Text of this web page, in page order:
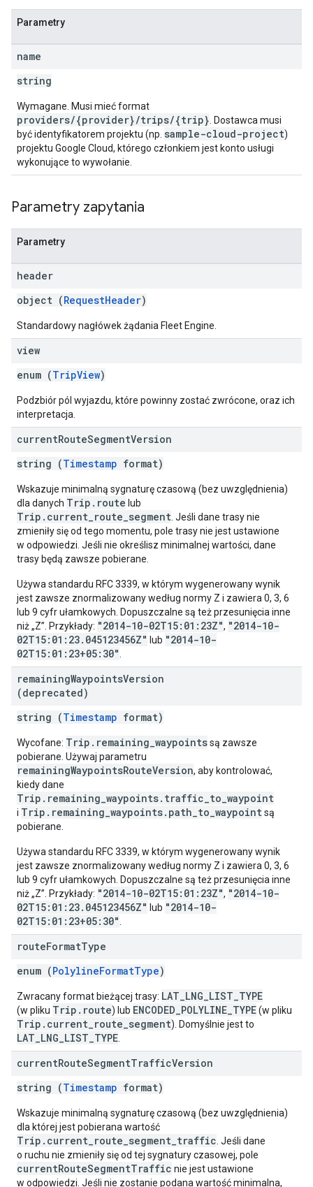
Parametry
name
string
Wymagane. Musi mieć format
providers/{provider}/trips/{trip} . Dostawca musi
być identyfikatorem projektu (np. sample-cloud-project)
projektu Google Cloud, którego członkiem jest konto usługi
wykonujące to wywołanie.
Parametry zapytania
Parametry
header
object (RequestHeader)
Standardowy nagłówek żądania Fleet Engine.
view
enum (TripView)
Podzbiór pól wyjazdu, które powinny zostać zwrócone, oraz ich
interpretacja.
currentRouteSegmentVersion
string (Timestamp format)
Wskazuje minimalną sygnaturę czasową (bez uwzględnienia)
dla danych Trip.route lub
Trip.current_route_segment . Jeśli dane trasy nie
zmieniły się od tego momentu, pole trasy nie jest ustawione
w odpowiedzi. Jeśli nie określisz minimalnej wartości, dane
trasy będą zawsze pobierane.
Używa standardu RFC 3339, w którym wygenerowany wynik
jest zawsze znormalizowany według normy Z i zawiera 0, 3, 6
lub 9 cyfr ułamkowych. Dopuszczalne są też przesunięcia inne
niż „Z”. Przykłady: "2014-10-02T15:01:23Z", "2014-10-
02T15:01:23.045123456Z" lub "2014-10-
02T15:01:23+05:30"
remainingWaypointsVersion
(deprecated)
string (Timestamp format)
Wycofane: Trip.remaining_waypointssą zawsze
pobierane. Używaj parametru
remainingWaypointsRouteVersion, aby kontrolować,
kiedy dane
Trip.remaining_waypoints.traffic_to_waypoint
i Trip.remaining_waypoints.path_to_waypointsą
pobierane.
Używa standardu RFC 3339, w którym wygenerowany wynik
jest zawsze znormalizowany według normy Z i zawiera 0, 3, 6
lub 9 cyfr ułamkowych. Dopuszczalne są też przesunięcia inne
niż „Z”. Przykłady: "2014-10-02T15:01:23Z", "2014-10-
02T15:01:23.045123456Z" lub "2014-10-
02T15:01:23+05:30"
routeFormatType
enum (PolylineFormatType)
Zwracany format bieżącej trasy: LAT_LNG_LIST_TYPE
(w pliku Trip.route) lub ENCODED_POLYLINE_TYPE(w pliku
Trip.current_route_segment). Domyślnie jest to
LAT_LNG_LIST_TYPE
currentRouteSegmentTrafficVersion
string (Timestamp format)
Wskazuje minimalną sygnaturę czasową (bez uwzględnienia)
dla której jest pobierana wartość
Trip.current_route_segment_traffic . Jeśli dane
o ruchu nie zmieniły się od tej sygnatury czasowej, pole
currentRouteSegmentTraffic nie jest ustawione
w odpowiedzi. Jeśli nie zostanie podana wartość minimalna,